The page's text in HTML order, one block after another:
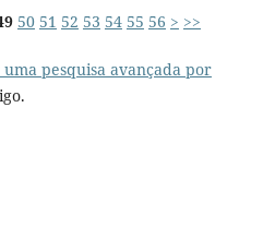
50 51 52 53 54 55 56 > >>
pesquisa avançada por